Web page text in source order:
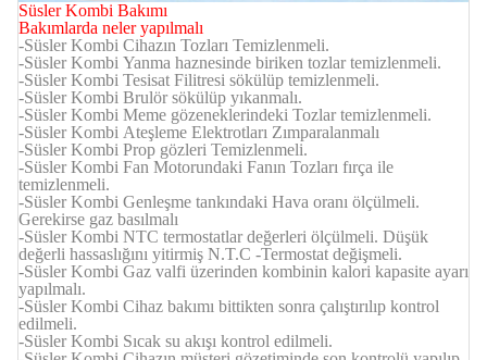
Süsler Kombi Bakımı
Bakımlarda neler yapılmalı
-Süsler Kombi Cihazın Tozları Temizlenmeli.
-Süsler Kombi Yanma haznesinde biriken tozlar temizlenmeli.
-Süsler Kombi Tesisat Filitresi sökülüp temizlenmeli.
-Süsler Kombi Brulör sökülüp yıkanmalı.
-Süsler Kombi Meme gözeneklerindeki Tozlar temizlenmeli.
-Süsler Kombi Ateşleme Elektrotları Zımparalanmalı
-Süsler Kombi Prop gözleri Temizlenmeli.
-Süsler Kombi Fan Motorundaki Fanın Tozları fırça ile
temizlenmeli.
-Süsler Kombi Genleşme tankındaki Hava oranı ölçülmeli.
Gerekirse gaz basılmalı
-Süsler Kombi NTC termostatlar değerleri ölçülmeli. Düşük
değerli hassaslığını yitirmiş N.T.C -Termostat değişmeli.
-Süsler Kombi Gaz valfi üzerinden kombinin kalori kapasite ayarı
yapılmalı.
-Süsler Kombi Cihaz bakımı bittikten sonra çalıştırılıp kontrol
edilmeli.
-Süsler Kombi Sıcak su akışı kontrol edilmeli.